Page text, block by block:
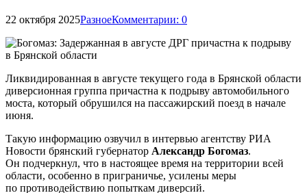
22 октября 2025РазноеКомментарии: 0
Ликвидированная в августе текущего года в Брянской области
диверсионная группа причастна к подрыву автомобильного
моста, который обрушился на пассажирский поезд в начале
июня.
Такую информацию озвучил в интервью агентству РИА
Новости брянский губернатор Александр Богомаз.
Он подчеркнул, что в настоящее время на территории всей
области, особенно в приграничье, усилены меры
по противодействию попыткам диверсий.